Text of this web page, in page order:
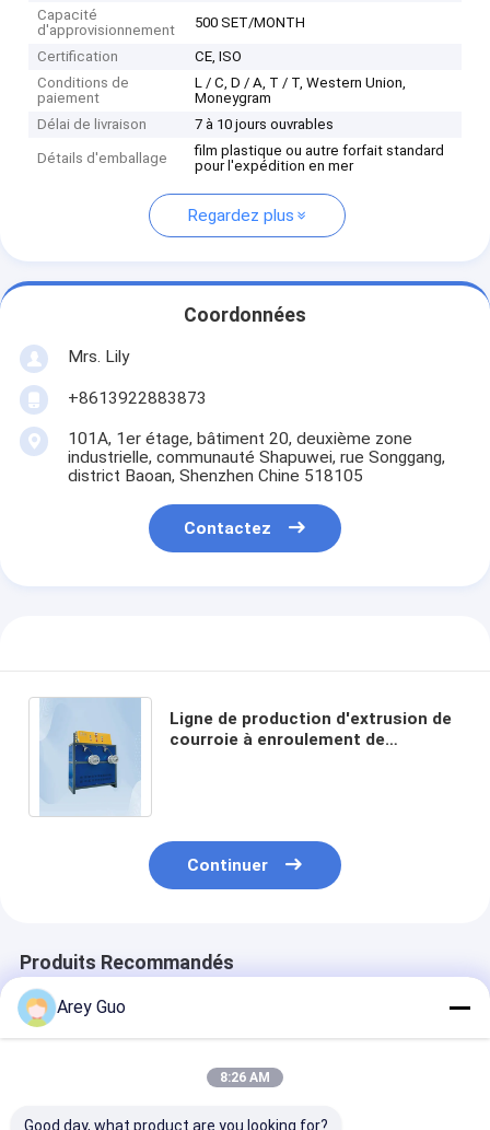
Capacité
d'approvisionnement
500 SET/MONTH
Certification
CE, ISO
Conditions de
paiement
L / C, D / A, T / T, Western Union,
Moneygram
Délai de livraison
7 à 10 jours ouvrables
Détails d'emballage
film plastique ou autre forfait standard
pour l'expédition en mer
Regardez plus
Coordonnées
Mrs. Lily
+8613922883873
101A, 1er étage, bâtiment 20, deuxième zone
industrielle, communauté Shapuwei, rue Songgang,
district Baoan, Shenzhen Chine 518105
Contactez
Ligne de production d'extrusion de
courroie à enroulement de
Continuer
Produits Recommandés
Arey Guo
8:26 AM
Good day, what product are you looking for?